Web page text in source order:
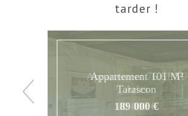
tarder !
Appartement 76.61 M²
Arles
80 000 €